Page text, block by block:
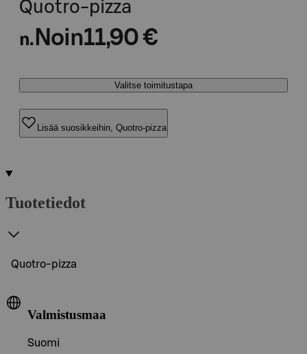
Quotro-pizza
n. Noin11,90 €
Valitse toimitustapa
Lisää suosikkeihin, Quotro-pizza
Tuotetiedot
Quotro-pizza
Valmistusmaa
Suomi